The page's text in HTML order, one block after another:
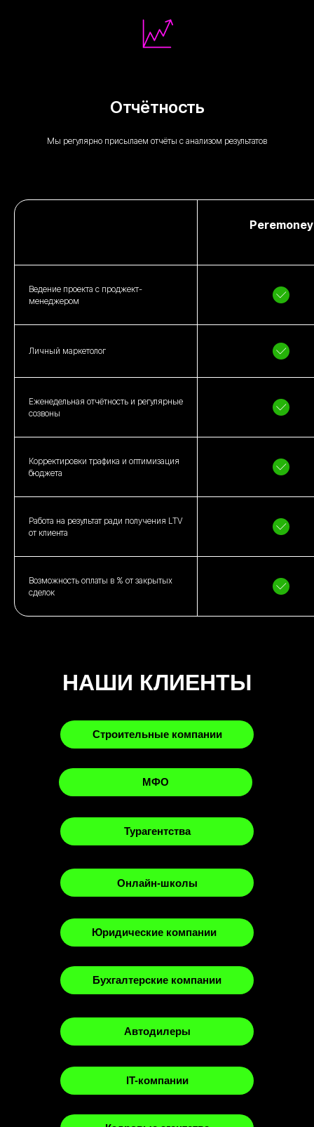
Отчётность
Мы регулярно присылаем отчёты с анализом результатов
Peremoney
Ведение проекта с проджект-
менеджером
Личный маркетолог
Еженедельная отчётность и регулярные
созвоны
Корректировки трафика и оптимизация
бюджета
Работа на результат ради получения LTV
от клиента
Возможность оплаты в % от закрытых
сделок
Бухгалтерские компании
Юридические компании
Онлайн-школы
IT-компании
Автодилеры
Турагентства
МФО
Строительные компании
НАШИ КЛИЕНТЫ